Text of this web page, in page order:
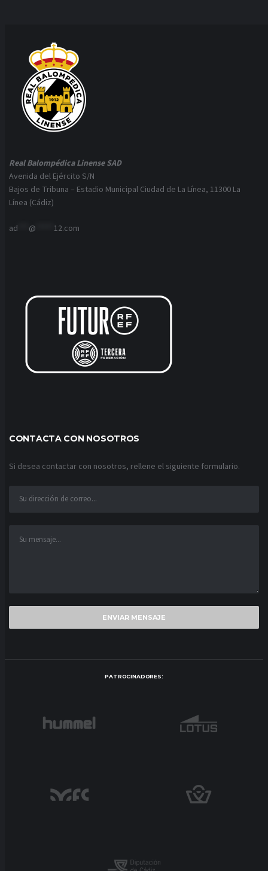
Real Balompédica Linense SAD
Avenida del Ejército S/N
Bajos de Tribuna – Estadio Municipal Ciudad de La Línea, 11300 La
Línea (Cádiz)
ad @ 12.com
CONTACTA CON NOSOTROS
Si desea contactar con nosotros, rellene el siguiente formulario.
PATROCINADORES: